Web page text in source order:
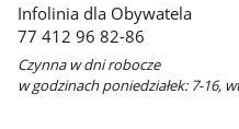
Infolinia dla Obywatela
77 412 96 82-86
Czynna w dni robocze
w godzinach poniedziałek: 7-16,